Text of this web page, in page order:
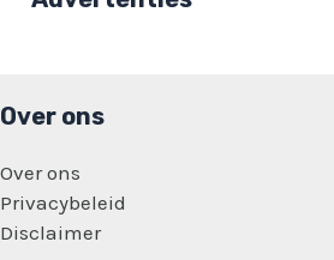
verstand?
Over ons
Over ons
Privacybeleid
Disclaimer